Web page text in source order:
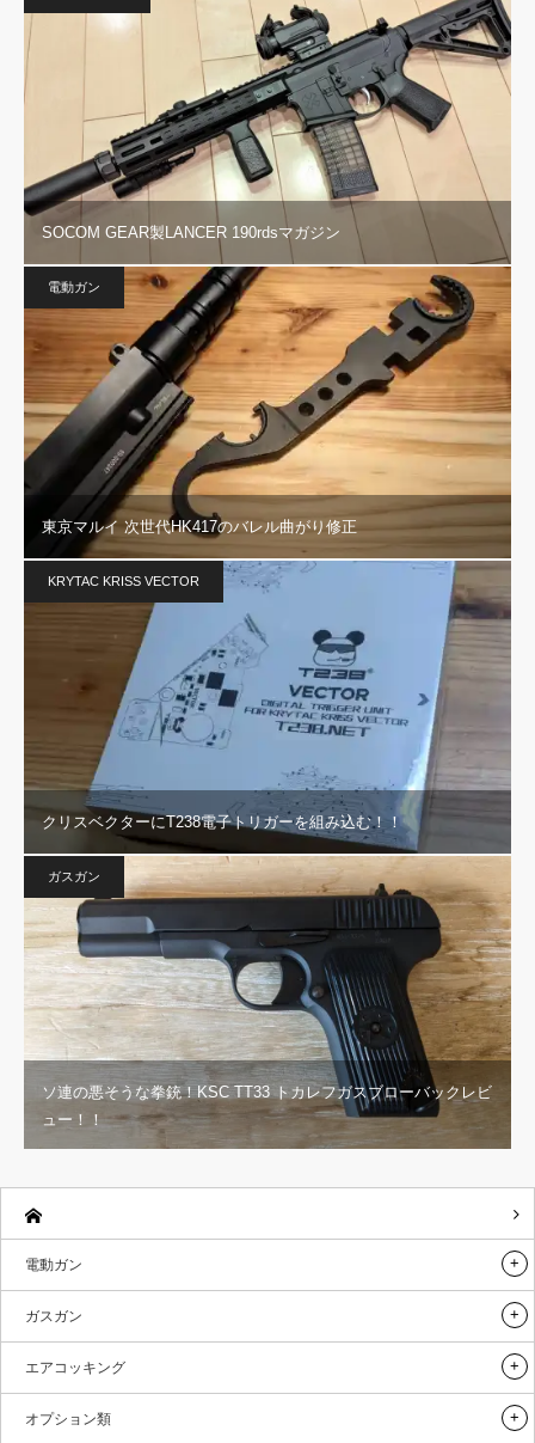
SOCOM GEAR製LANCER 190rdsマガジン
電動ガン
東京マルイ 次世代HK417のバレル曲がり修正
KRYTAC KRISS VECTOR
クリスベクターにT238電子トリガーを組み込む！！
ガスガン
ソ連の悪そうな拳銃！KSC TT33 トカレフガスブローバックレビ
ュー！！
電動ガン
ガスガン
エアコッキング
オプション類